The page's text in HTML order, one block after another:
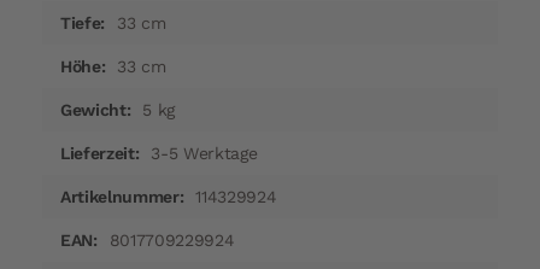
33 cm
33 cm
5 kg
3-5 Werktage
114329924
8017709229924